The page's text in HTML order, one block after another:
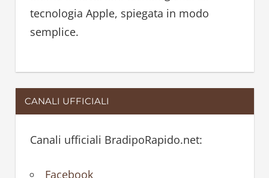
tecnologia Apple, spiegata in modo
semplice.
CANALI UFFICIALI
Canali ufficiali BradipoRapido.net:
Facebook